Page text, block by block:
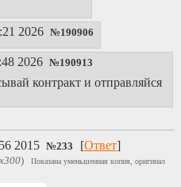
2026 №190906
2026 №190913
контракт и отправляйся
2015 №233 [Ответ]
)
Показана уменьшенная копия, оригинал